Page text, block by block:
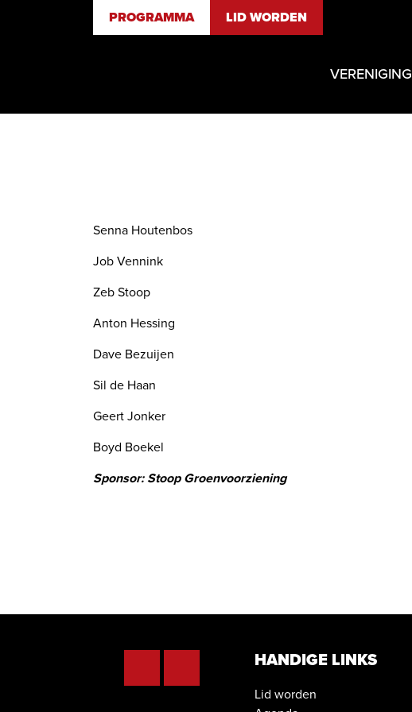
PROGRAMMA LID WORDEN
VERENIGING
Senna Houtenbos
Job Vennink
Zeb Stoop
Anton Hessing
Dave Bezuijen
Sil de Haan
Geert Jonker
Boyd Boekel
Sponsor: Stoop Groenvoorziening
HANDIGE LINKS
Lid worden